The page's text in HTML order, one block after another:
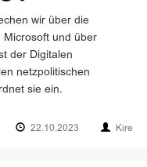
wir über die
Microsoft und über
der Digitalen
netzpolitischen
sie ein.
22.10.2023 Kire